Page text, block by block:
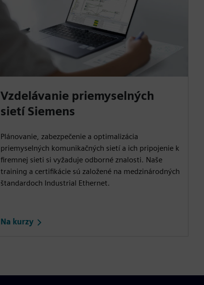
Vzdelávanie priemyselných
sietí Siemens
Plánovanie, zabezpečenie a optimalizácia
priemyselných komunikačných sietí a ich pripojenie k
firemnej sieti si vyžaduje odborné znalosti. Naše
training a certifikácie sú založené na medzinárodných
štandardoch Industrial Ethernet.
Na kurzy